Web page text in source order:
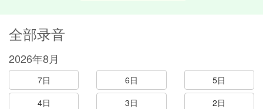
全部录音
2026年8月
7日 6日
5日
4日
3日
2日